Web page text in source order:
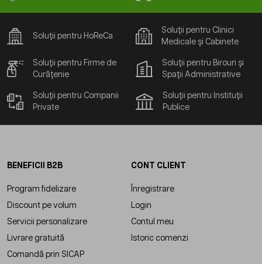
Soluții pentru HoReCa
Soluții pentru Clinici
Medicale și Cabinete
Soluții pentru Firme de
Curățenie
Soluții pentru Birouri și
Spații Administrative
Soluții pentru Companii
Private
Soluții pentru Instituții
Publice
BENEFICII B2B
Program fidelizare
Discount pe volum
Servicii personalizare
Livrare gratuită
Comandă prin SICAP
CONT CLIENT
Înregistrare
Login
Contul meu
Istoric comenzi